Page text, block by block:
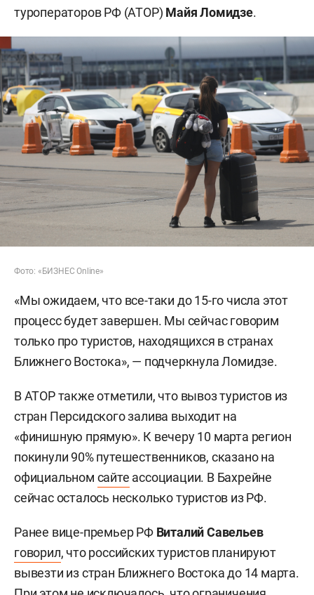
туроператоров РФ (АТОР) Майя Ломидзе.
Фото: «БИЗНЕС Online»
«Мы ожидаем, что все-таки до 15-го числа этот
процесс будет завершен. Мы сейчас говорим
только про туристов, находящихся в странах
Ближнего Востока», — подчеркнула Ломидзе.
В АТОР также отметили, что вывоз туристов из
стран Персидского залива выходит на
«финишную прямую». К вечеру 10 марта регион
покинули 90% путешественников, сказано на
официальном сайте ассоциации. В Бахрейне
сейчас осталось несколько туристов из РФ.
Ранее вице-премьер РФВиталий Савельев
говорил, что российских туристов планируют
вывезти из стран Ближнего Востока до 14 марта.